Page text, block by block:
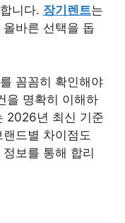
니다. 장기렌트는
바른 선택을 돕
꼼꼼히 확인해야
을 명확히 이해하
2026년 최신 기준
드별 차이점도
정보를 통해 합리